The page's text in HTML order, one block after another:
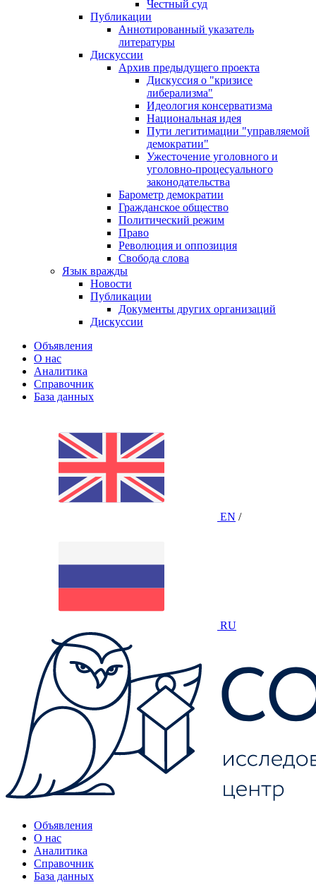
Честный суд
Публикации
Аннотированный указатель
литературы
Дискуссии
Архив предыдущего проекта
Дискуссия о "кризисе
либерализма"
Идеология консерватизма
Национальная идея
Пути легитимации "управляемой
демократии"
Ужесточение уголовного и
уголовно-процесуального
законодательства
Барометр демократии
Гражданское общество
Политический режим
Право
Революция и оппозиция
Свобода слова
Язык вражды
Новости
Публикации
Документы других организаций
Дискуссии
Объявления
О нас
Аналитика
Справочник
База данных
EN /
RU
Объявления
О нас
Аналитика
Справочник
База данных